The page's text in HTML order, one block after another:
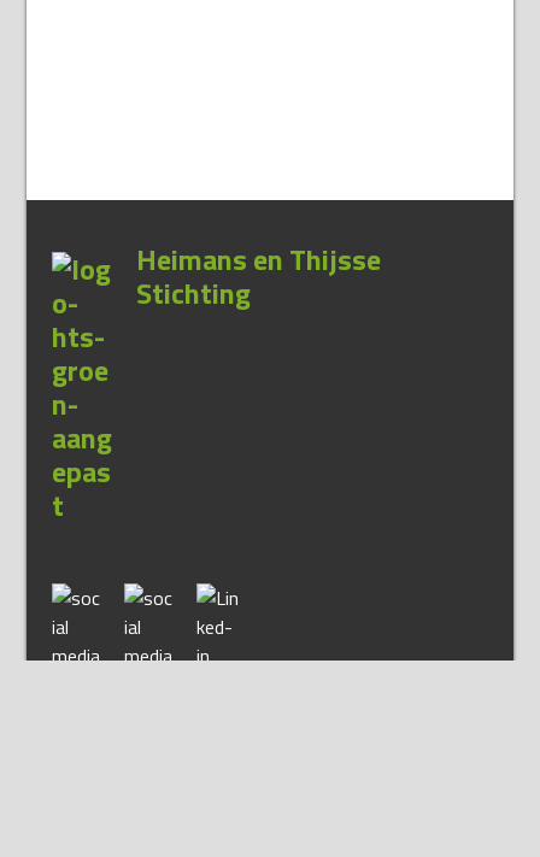
Heimans en Thijsse
Stichting